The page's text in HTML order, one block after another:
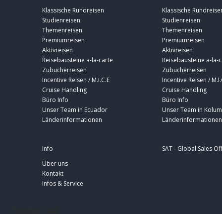
Klassische Rundreisen
Studienreisen
Themenreisen
Premiumreisen
Aktivreisen
Reisebausteine a-la-carte
Zubucherreisen
Incentive Reisen / M.I.C.E
Cruise Handling
Büro Info
Unser Team in Ecuador
Länderinformationen
Klassische
Studienreisen
Themenreisen
Premiumreisen
Aktivreisen
Reisebausteine a-la-
Zubucherreisen
Incentive Reisen /
Cruise Handling
Büro Info
Unser Team in
Länderinformationen
Info
Über uns
Kontakt
Infos & Service
SAT - Global Sales